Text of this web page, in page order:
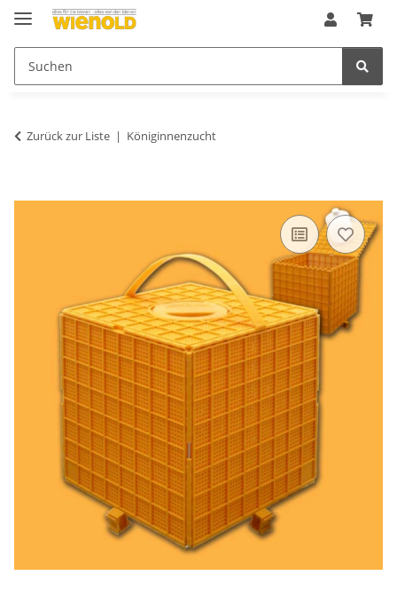
Zurück zur Liste Königinnenzucht